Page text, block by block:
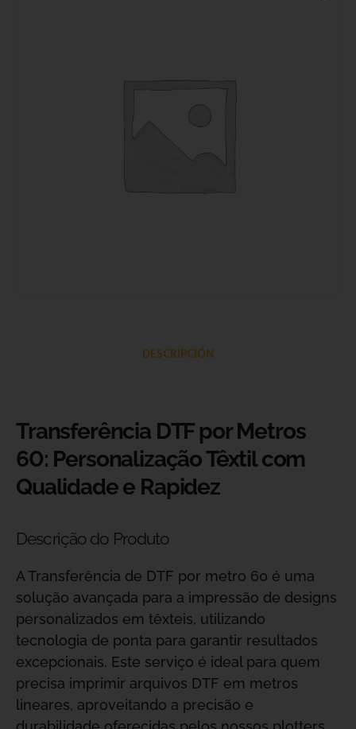
DESCRIPCIÓN
Transferência DTF por Metros
60: Personalização Têxtil com
Qualidade e Rapidez
Descrição do Produto
A Transferência de DTF por metro 60 é uma
solução avançada para a impressão de designs
personalizados em têxteis, utilizando
tecnologia de ponta para garantir resultados
excepcionais. Este serviço é ideal para quem
precisa imprimir arquivos DTF em metros
lineares, aproveitando a precisão e